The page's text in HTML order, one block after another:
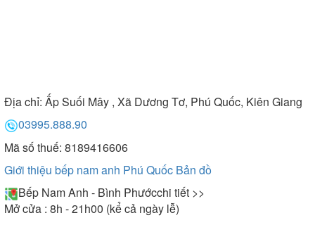
Địa chỉ: Ấp Suối Mây , Xã Dương Tơ, Phú Quốc, Kiên Giang
03995.888.90
Mã số thuế: 8189416606
Giới thiệu bếp nam anh Phú Quốc Bản đồ
Bếp Nam Anh - Bình Phướcchi tiết >>
Mở cửa : 8h - 21h00 (kể cả ngày lễ)